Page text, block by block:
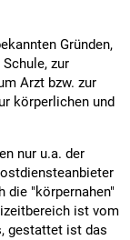
Gründen,
zur
Arzt bzw. zur
körperlichen und
nur u.a. der
die "körpernahen"
ist vom
gestattet ist das